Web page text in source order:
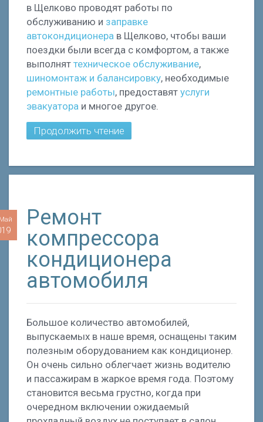
в Щелково проводят работы по
обслуживанию и заправке
автокондиционера в Щелково, чтобы ваши
поездки были всегда с комфортом, а также
выполнят техническое обслуживание,
шиномонтаж и балансировку, необходимые
ремонтные работы, предоставят услуги
эвакуатора и многое другое.
Продолжить чтение
Ремонт
компрессора
кондиционера
автомобиля
Большое количество автомобилей,
выпускаемых в наше время, оснащены таким
полезным оборудованием как кондиционер.
Он очень сильно облегчает жизнь водителю
и пассажирам в жаркое время года. Поэтому
становится весьма грустно, когда при
очередном включении ожидаемый